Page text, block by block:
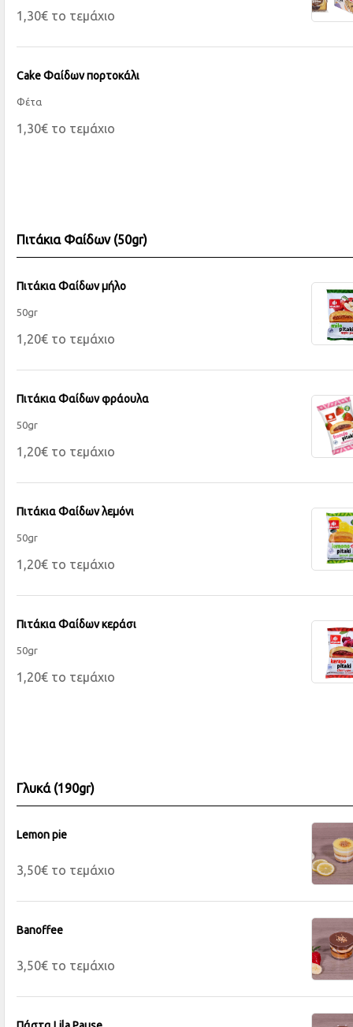
1,30€ το τεμάχιο
Cake Φαίδων πορτοκάλι
Φέτα
1,30€ το τεμάχιο
Πιτάκια Φαίδων (50gr)
Πιτάκια Φαίδων μήλο
50gr
1,20€ το τεμάχιο
Πιτάκια Φαίδων φράουλα
50gr
1,20€ το τεμάχιο
Πιτάκια Φαίδων λεμόνι
50gr
1,20€ το τεμάχιο
Πιτάκια Φαίδων κεράσι
50gr
1,20€ το τεμάχιο
Γλυκά (190gr)
Lemon pie
3,50€ το τεμάχιο
Banoffee
3,50€ το τεμάχιο